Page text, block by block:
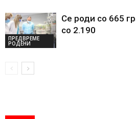
ПРЕДВРЕМЕ
РОДЕНИ
Се роди со 665
со 2.190